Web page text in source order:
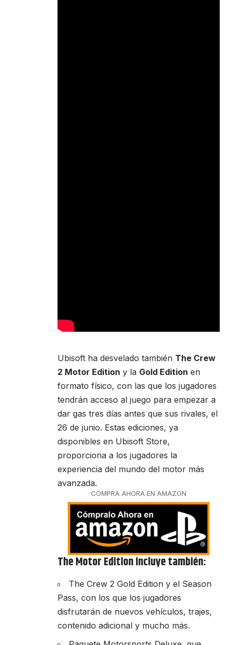
Ubisoft ha desvelado también The Crew
2 Motor Edition y la Gold Edition en
formato físico, con las que los jugadores
tendrán acceso al juego para empezar a
dar gas tres días antes que sus rivales, el
26 de junio. Estas ediciones, ya
disponibles en Ubisoft Store,
proporciona a los jugadores la
experiencia del mundo del motor más
avanzada.
COMPRA AHORA EN AMAZON
The Motor Edition incluye también:
The Crew 2 Gold Edition y el Season
Pass, con los que los jugadores
disfrutarán de nuevos vehículos, trajes,
contenido adicional y mucho más.